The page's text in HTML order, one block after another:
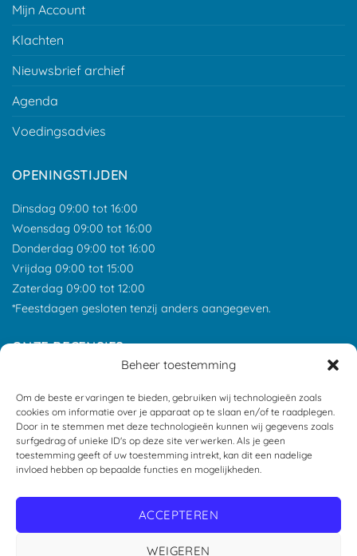
Beheer toestemming
Om de beste ervaringen te bieden, gebruiken wij technologieën zoals
cookies om informatie over je apparaat op te slaan en/of te raadplegen.
Door in te stemmen met deze technologieën kunnen wij gegevens zoals
surfgedrag of unieke ID's op deze site verwerken. Als je geen
toestemming geeft of uw toestemming intrekt, kan dit een nadelige
invloed hebben op bepaalde functies en mogelijkheden.
ACCEPTEREN
WEIGEREN
Mijn Account
Klachten
Nieuwsbrief archief
Agenda
Voedingsadvies
OPENINGSTIJDEN
Dinsdag 09:00 tot 16:00
Woensdag 09:00 tot 16:00
Donderdag 09:00 tot 16:00
Vrijdag 09:00 tot 15:00
Zaterdag 09:00 tot 12:00
*Feestdagen gesloten tenzij anders aangegeven.
ONZE RECENSIES